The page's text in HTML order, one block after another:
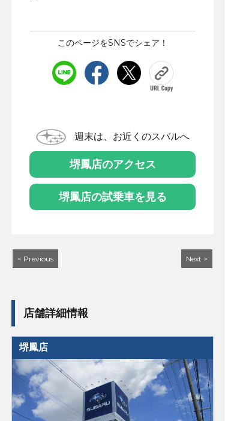
このページをSNSでシェア！
週末は、お近くのスバルへ
堺鳳店のアクセス
堺鳳店の試乗車を見る
< Previous Next >
店舗詳細情報
堺鳳店